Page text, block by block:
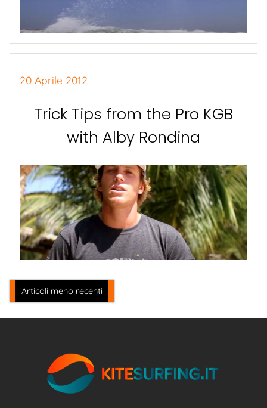
20 Aprile 2012
Trick Tips from the Pro KGB
with Alby Rondina
Navigazione
articoli
Articoli meno recenti